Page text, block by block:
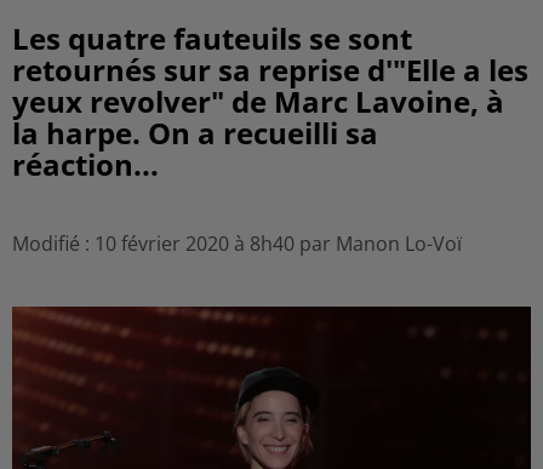
Les quatre fauteuils se sont
retournés sur sa reprise d'"Elle a les
yeux revolver" de Marc Lavoine, à
la harpe. On a recueilli sa
réaction...
Modifié : 10 février 2020 à 8h40 par Manon Lo-Voï